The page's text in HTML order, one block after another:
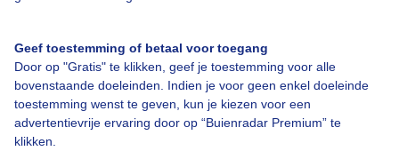
Geef toestemming of betaal voor toegang
Door op "Gratis" te klikken, geef je toestemming voor alle
bovenstaande doeleinden. Indien je voor geen enkel doeleinde
toestemming wenst te geven, kun je kiezen voor een
advertentievrije ervaring door op “Buienradar Premium” te
klikken.
Contact
Toegankelijkheid
Gebruikersvoorwaarden